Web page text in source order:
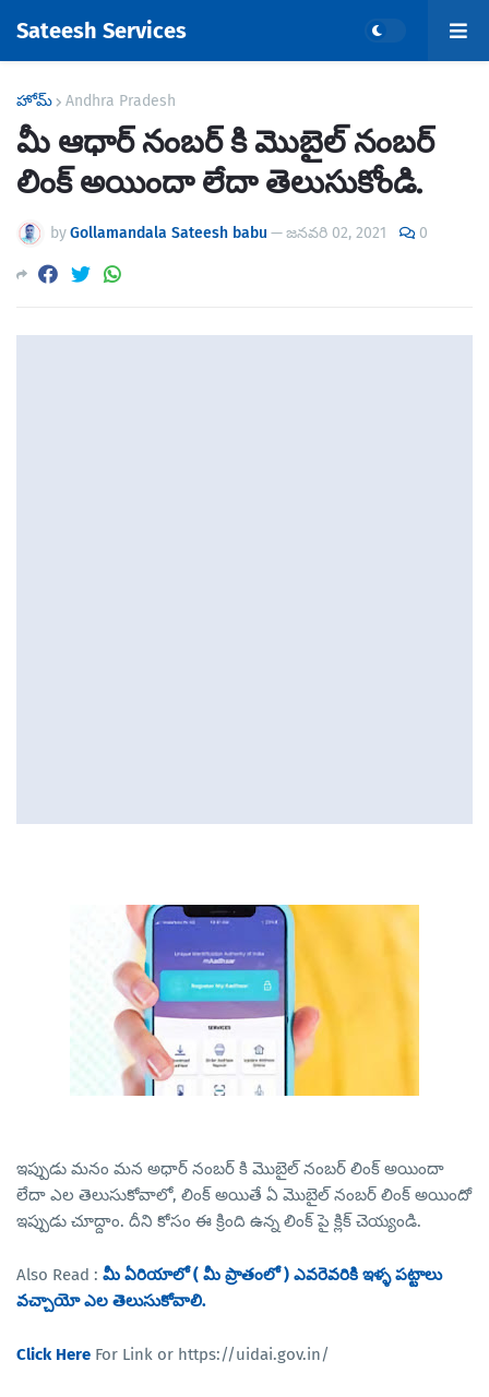
Sateesh Services
హోమ్ Andhra Pradesh
మీ ఆధార్ నంబర్ కి మొబైల్ నంబర్
లింక్ అయిందా లేదా తెలుసుకోండి.
byGollamandala Sateesh babu —జనవరి 02, 2021 0
ఇప్పుడు మనం మన అధార్ నంబర్ కి మొబైల్ నంబర్ లింక్ అయిందా
లేదా ఎల తెలుసుకోవాలో, లింక్ అయితే ఏ మొబైల్ నంబర్ లింక్ అయిందో
ఇప్పుడు చూద్దాం. దీని కోసం ఈ క్రింది ఉన్న లింక్ పై క్లిక్ చెయ్యండి.
Also Read : మీ ఏరియాలో ( మీ ప్రాతంలో ) ఎవరెవరికి ఇళ్ళ పట్టాలు
వచ్చాయో ఎల తెలుసుకోవాలి.
Click Here For Link or https://uidai.gov.in/